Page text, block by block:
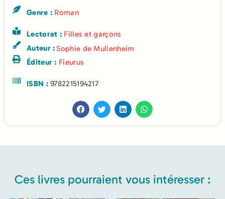
Genre : Roman
Lectorat : Filles et garçons
Auteur :Sophie de Mullenheim
Éditeur : Fleurus
ISBN :9782215194217
Ces livres pourraient vous intéresser :